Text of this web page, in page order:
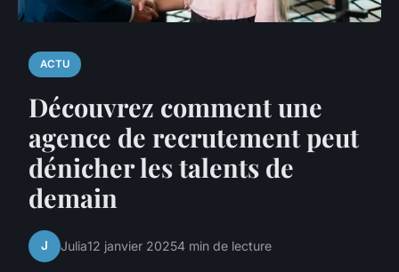
ACTU
Découvrez comment une
agence de recrutement peut
dénicher les talents de
demain
J Julia12 janvier 20254 min de lecture